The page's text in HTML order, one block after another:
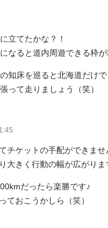
立てたかな？！
なると道内周遊できる枠が
知床を巡ると北海道だけ
って走りましょう（笑）
チケットの手配ができませ
大きく行動の幅が広がりま
だったら楽勝です♪
ておこうかしら（笑）